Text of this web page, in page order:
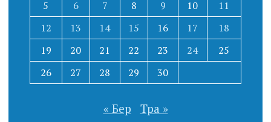
5
6 7 8 9 10
11
12
13 14 15 16 17
18
19
20 21 22 23 24
25
26
27 28 29 30
« Бер Тра »